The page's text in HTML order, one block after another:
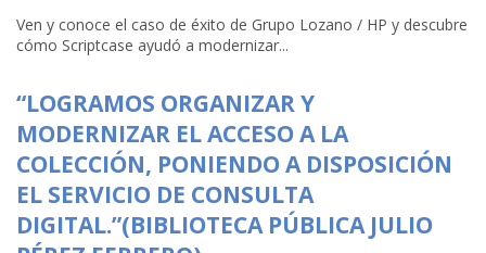
Ven y conoce el caso de éxito de Grupo Lozano / HP y descubre
cómo Scriptcase ayudó a modernizar...
“LOGRAMOS ORGANIZAR Y
MODERNIZAR EL ACCESO A LA
COLECCIÓN, PONIENDO A DISPOSICIÓN
EL SERVICIO DE CONSULTA
DIGITAL.”(BIBLIOTECA PÚBLICA JULIO